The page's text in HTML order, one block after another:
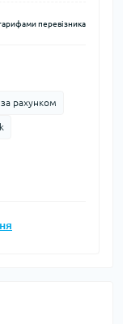
перевізника
рахунком